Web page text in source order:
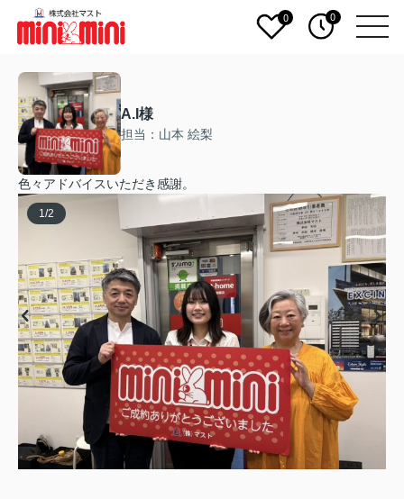
0 0
A.I様
担当：山本 絵梨
色々アドバイスいただき感謝。
1 /2